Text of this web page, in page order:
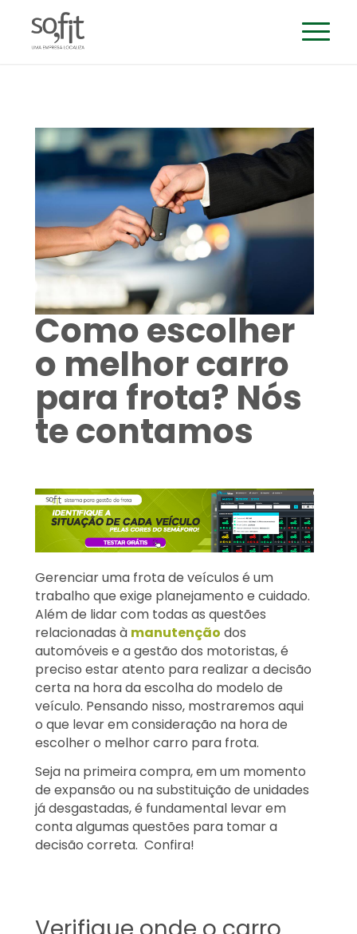
Como escolher
o melhor carro
para frota? Nós
te contamos
Gerenciar uma frota de veículos é um
trabalho que exige planejamento e cuidado.
Além de lidar com todas as questões
relacionadas à manutenção dos
automóveis e a gestão dos motoristas, é
preciso estar atento para realizar a decisão
certa na hora da escolha do modelo de
veículo. Pensando nisso, mostraremos aqui
o que levar em consideração na hora de
escolher o melhor carro para frota.
Seja na primeira compra, em um momento
de expansão ou na substituição de unidades
já desgastadas, é fundamental levar em
conta algumas questões para tomar a
decisão correta. Confira!